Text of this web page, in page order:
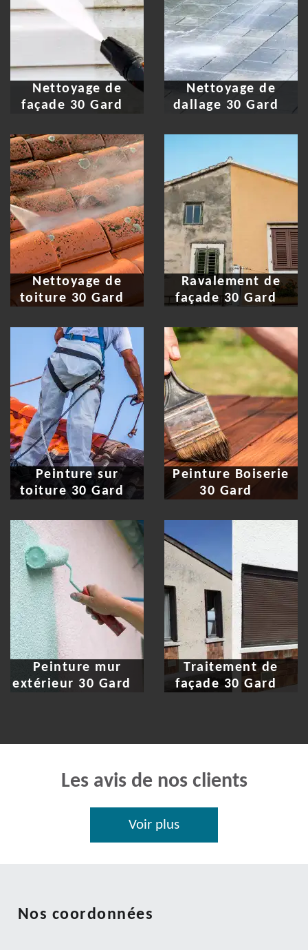
Nettoyage de
façade 30 Gard
Nettoyage de
dallage 30 Gard
Nettoyage de
toiture 30 Gard
Ravalement de
façade 30 Gard
Peinture sur
toiture 30 Gard
Peinture Boiserie
30 Gard
Peinture mur
extérieur 30 Gard
Traitement de
façade 30 Gard
Les avis de nos clients
Voir plus
Nos coordonnées